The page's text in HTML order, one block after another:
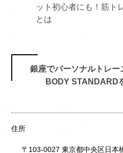
ット初心者にも！筋ト
とは
銀座でパーソナルトレ
BODY STANDARD
住所
〒103-0027 東京都中央区日本